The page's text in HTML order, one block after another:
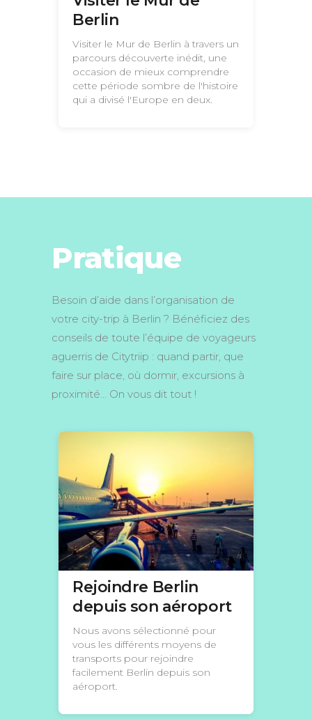
Berlin
Visiter le Mur de Berlin à travers un
parcours découverte inédit, une
occasion de mieux comprendre
cette période sombre de l'histoire
qui a divisé l'Europe en deux.
Pratique
Besoin d’aide dans l’organisation de
votre city-trip à Berlin ? Bénéficiez des
conseils de toute l’équipe de voyageurs
aguerris de Citytriip : quand partir, que
faire sur place, où dormir, excursions à
proximité… On vous dit tout !
Rejoindre Berlin
depuis son aéroport
Nous avons sélectionné pour
vous les différents moyens de
transports pour rejoindre
facilement Berlin depuis son
aéroport.